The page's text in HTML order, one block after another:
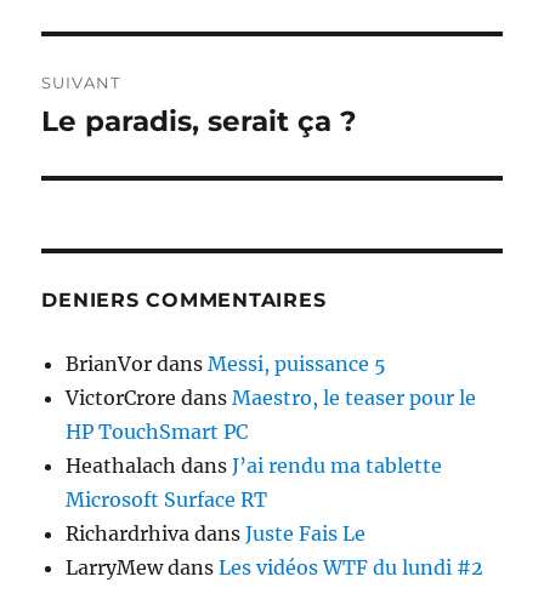
SUIVANT
Publication
Le paradis, serait ça ?
DENIERS COMMENTAIRES
BrianVor dansMessi, puissance 5
VictorCrore dansMaestro, le teaser pour le
HP TouchSmart PC
Heathalach dansJ’ai rendu ma tablette
Microsoft Surface RT
Richardrhiva dansJuste Fais Le
LarryMewdansLes vidéos WTF du lundi #2